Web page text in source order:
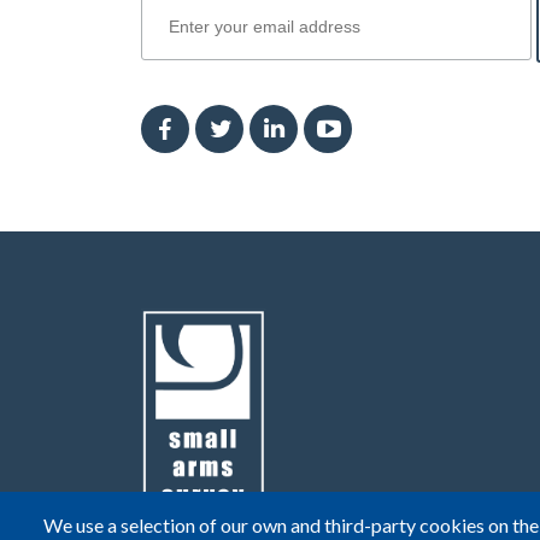
We use a selection of our own and third-party cookies on